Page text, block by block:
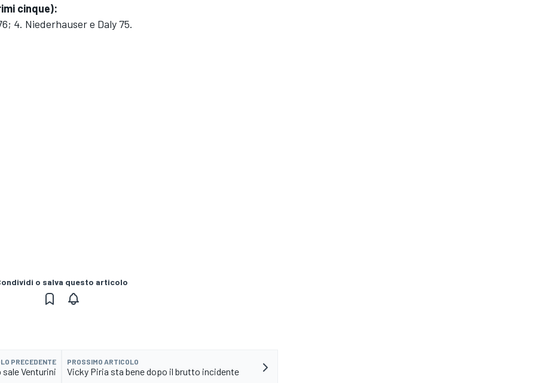
cinque):
4. Niederhauser e Daly 75.
o salva questo articolo
PRECEDENTE
Venturini
PROSSIMO ARTICOLO
Vicky Piria sta bene dopo il brutto incidente